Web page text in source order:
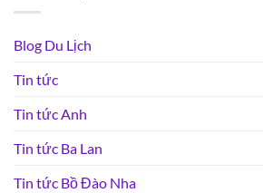
Blog Du Lịch
Tin tức
Tin tức Anh
Tin tức Ba Lan
Tin tức Bồ Đào Nha